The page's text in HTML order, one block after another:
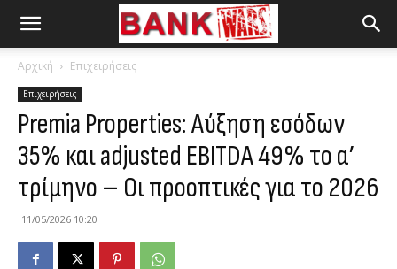
Αρχική Επιχειρήσεις
Επιχειρήσεις
Premia Properties: Αύξηση εσόδων
35% και adjusted EBITDA 49% το α’
τρίμηνο – Οι προοπτικές για το 2026
11/05/2026 10:20